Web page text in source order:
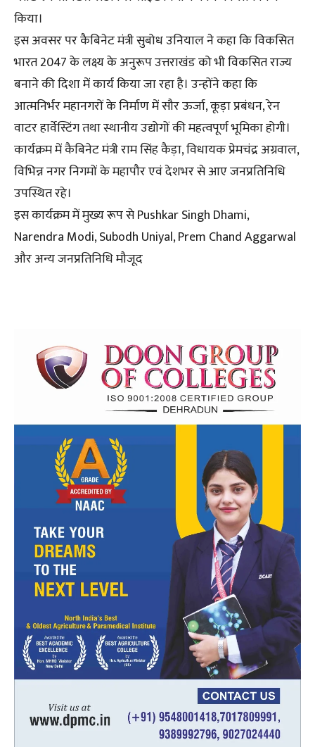
किया।
इस अवसर पर कैबिनेट मंत्री सुबोध उनियाल ने कहा कि विकसित
भारत 2047 के लक्ष्य के अनुरूप उत्तराखंड को भी विकसित राज्य
बनाने की दिशा में कार्य किया जा रहा है। उन्होंने कहा कि
आत्मनिर्भर महानगरों के निर्माण में सौर ऊर्जा, कूड़ा प्रबंधन, रेन
वाटर हार्वेस्टिंग तथा स्थानीय उद्योगों की महत्वपूर्ण भूमिका होगी।
कार्यक्रम में कैबिनेट मंत्री राम सिंह कैड़ा, विधायक प्रेमचंद्र अग्रवाल,
विभिन्न नगर निगमों के महापौर एवं देशभर से आए जनप्रतिनिधि
उपस्थित रहे।
इस कार्यक्रम में मुख्य रूप से Pushkar Singh Dhami,
Narendra Modi, Subodh Uniyal, Prem Chand Aggarwal
और अन्य जनप्रतिनिधि मौजूद